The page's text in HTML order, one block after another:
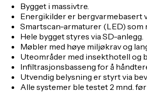
Bygget i massivtre.
Energikilder er bergvarmebasert
Smartscan-armaturer (LED) som
Hele bygget styres via SD-anlegg.
Møbler med høye miljøkrav og
Uteområder med insekthotell og
Infiltrasjonsbasseng for å
Utvendig belysning er styrt via
Alle systemer ble testet 2 mnd.